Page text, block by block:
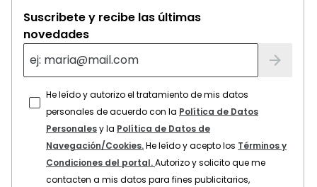
Suscribete y recibe las últimas
novedades
He leído y autorizo el tratamiento de mis datos
personales de acuerdo con la Política de Datos
Personalesy la Política de Datos de
Navegación/Cookies.He leído y acepto los Términos y
Condiciones del portal.Autorizo y solicito que me
contacten a mis datos para fines publicitarios,